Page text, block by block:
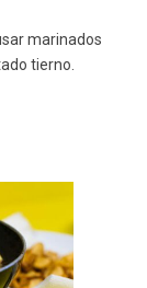
marinados
tierno.